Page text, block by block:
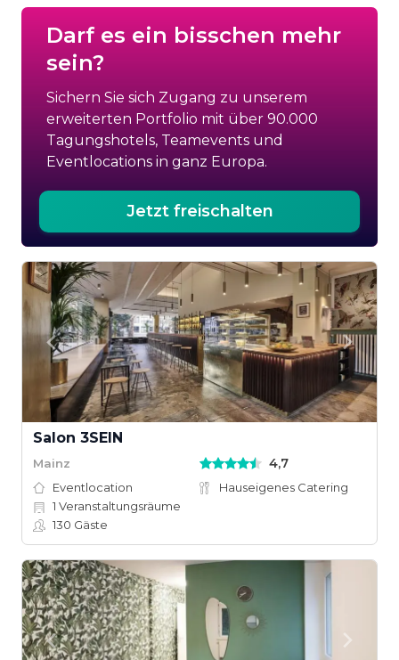
Darf es ein bisschen mehr
sein?
Sichern Sie sich Zugang zu unserem
erweiterten Portfolio mit über 90.000
Tagungshotels, Teamevents und
Eventlocations in ganz Europa.
Jetzt freischalten
Salon 3SEIN
Mainz 4,7
Eventlocation
Hauseigenes Catering
1 Veranstaltungsräume
130 Gäste